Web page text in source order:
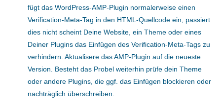
fügt das WordPress-AMP-Plugin normalerweise einen
Verification-Meta-Tag in den HTML-Quellcode ein, passiert
dies nicht scheint Deine Website, ein Theme oder eines
Deiner Plugins das Einfügen des Verification-Meta-Tags zu
verhindern. Aktualisere das AMP-Plugin auf die neueste
Version. Besteht das Probel weiterhin prüfe dein Theme
oder andere Plugins, die ggf. das Einfügen blockieren oder
nachträglich überschreiben.